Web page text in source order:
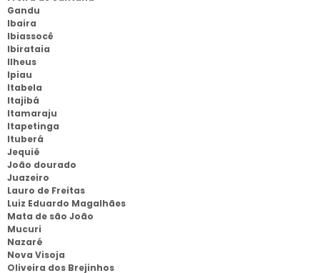
Gandu
Ibaira
Ibiassocê
Ibirataia
Ilheus
Ipiau
Itabela
Itajibá
Itamaraju
Itapetinga
Ituberá
Jequié
João dourado
Juazeiro
Lauro de Freitas
Luiz Eduardo Magalhães
Mata de são João
Mucuri
Nazaré
Nova Visoja
Oliveira dos Brejinhos